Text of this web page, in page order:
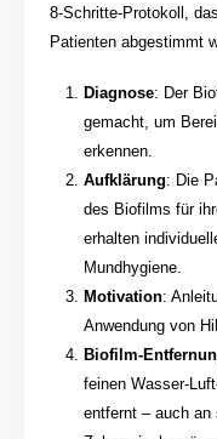
8-Schritte-Protokoll,
Patienten abgestimmt
Diagnose: Der
gemacht, um
erkennen.
Aufklärung: Die
des Biofilms für
erhalten
Mundhygiene.
Motivation:
Anwendung von
Biofilm-
feinen Wasser-
entfernt – auch an